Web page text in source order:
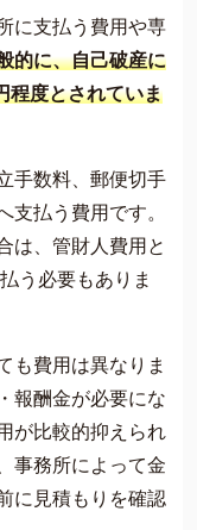
に支払う費用や専
的に、自己破産に
程度とされていま
手数料、郵便切手
支払う費用です。
は、管財人費用と
う必要もありま
も費用は異なりま
報酬金が必要にな
が比較的抑えられ
事務所によって金
に見積もりを確認